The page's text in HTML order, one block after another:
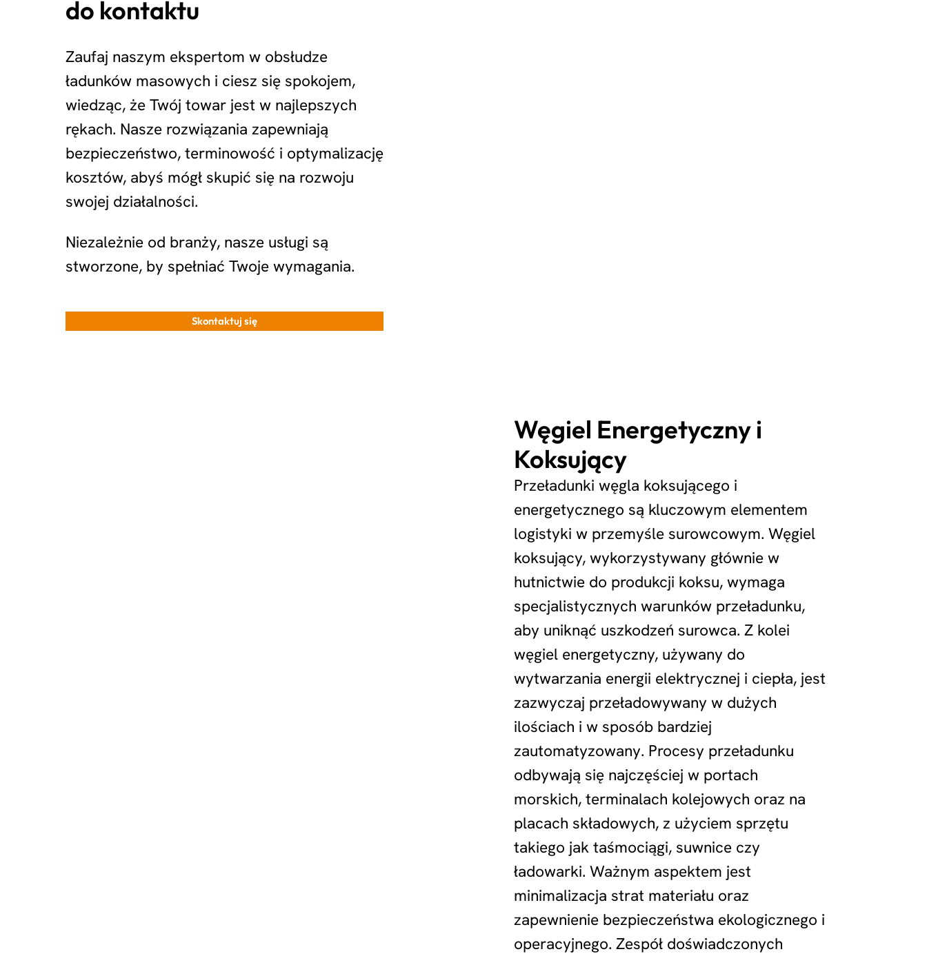
do kontaktu
Zaufaj naszym ekspertom w obsłudze
ładunków masowych i ciesz się spokojem,
wiedząc, że Twój towar jest w najlepszych
rękach. Nasze rozwiązania zapewniają
bezpieczeństwo, terminowość i optymalizację
kosztów, abyś mógł skupić się na rozwoju
swojej działalności.
Niezależnie od branży, nasze usługi są
stworzone, by spełniać Twoje wymagania.
Skontaktuj się
Węgiel Energetyczny i
Koksujący
Przeładunki węgla koksującego i
energetycznego są kluczowym elementem
logistyki w przemyśle surowcowym. Węgiel
koksujący, wykorzystywany głównie w
hutnictwie do produkcji koksu, wymaga
specjalistycznych warunków przeładunku,
aby uniknąć uszkodzeń surowca. Z kolei
węgiel energetyczny, używany do
wytwarzania energii elektrycznej i ciepła, jest
zazwyczaj przeładowywany w dużych
ilościach i w sposób bardziej
zautomatyzowany. Procesy przeładunku
odbywają się najczęściej w portach
morskich, terminalach kolejowych oraz na
placach składowych, z użyciem sprzętu
takiego jak taśmociągi, suwnice czy
ładowarki. Ważnym aspektem jest
minimalizacja strat materiału oraz
zapewnienie bezpieczeństwa ekologicznego i
operacyjnego. Zespół doświadczonych